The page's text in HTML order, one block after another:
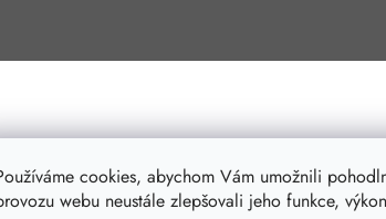
cookies, abychom Vám umožnili
webu neustále zlepšovali jeho funkce,